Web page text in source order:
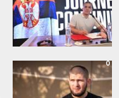
0